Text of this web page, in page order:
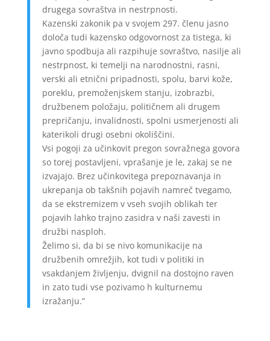
drugega sovraštva in nestrpnosti.
Kazenski zakonik pa v svojem 297. členu jasno
določa tudi kazensko odgovornost za tistega, ki
javno spodbuja ali razpihuje sovraštvo, nasilje ali
nestrpnost, ki temelji na narodnostni, rasni,
verski ali etnični pripadnosti, spolu, barvi kože,
poreklu, premoženjskem stanju, izobrazbi,
družbenem položaju, političnem ali drugem
prepričanju, invalidnosti, spolni usmerjenosti ali
katerikoli drugi osebni okoliščini.
Vsi pogoji za učinkovit pregon sovražnega govora
so torej postavljeni, vprašanje je le, zakaj se ne
izvajajo. Brez učinkovitega prepoznavanja in
ukrepanja ob takšnih pojavih namreč tvegamo,
da se ekstremizem v vseh svojih oblikah ter
pojavih lahko trajno zasidra v naši zavesti in
družbi nasploh.
Želimo si, da bi se nivo komunikacije na
družbenih omrežjih, kot tudi v politiki in
vsakdanjem življenju, dvignil na dostojno raven
in zato tudi vse pozivamo h kulturnemu
izražanju.”